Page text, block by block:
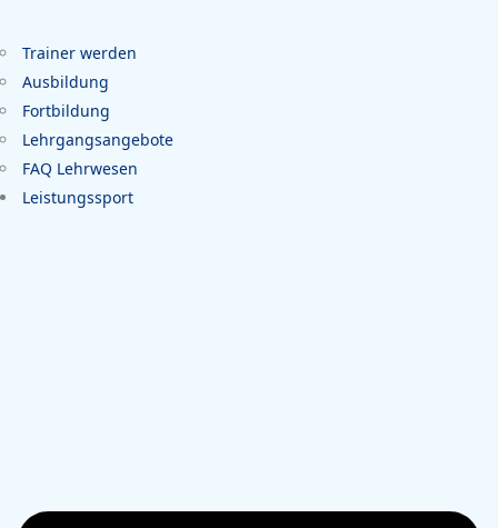
Trainer werden
Ausbildung
Fortbildung
Lehrgangsangebote
FAQ Lehrwesen
Leistungssport